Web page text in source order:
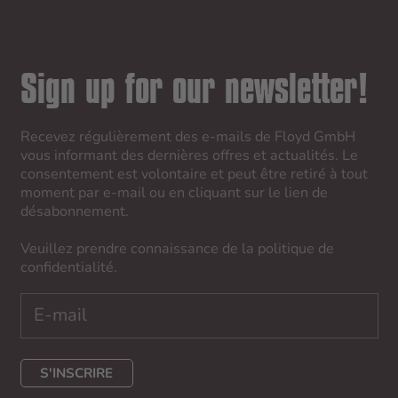
Sign up for our newsletter!
Recevez régulièrement des e-mails de Floyd GmbH
vous informant des dernières offres et actualités. Le
consentement est volontaire et peut être retiré à tout
moment par e-mail ou en cliquant sur le lien de
désabonnement.
Veuillez prendre connaissance de la politique de
confidentialité.
S'INSCRIRE